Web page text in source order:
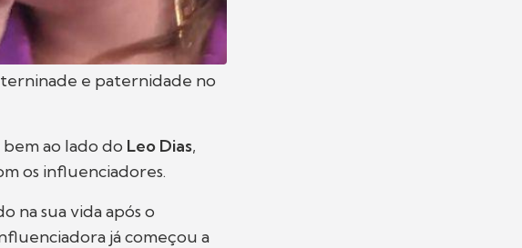
e paternidade no
ao lado do Leo Dias,
os influenciadores.
na sua vida após o
já começou a